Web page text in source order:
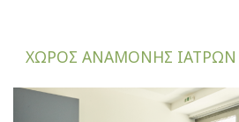
ΧΩΡΟΣ ΑΝΑΜΟΝΗΣ ΙΑΤΡΩΝ